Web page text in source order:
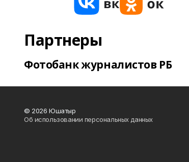
Партнеры
Фотобанк журналистов РБ
© 2026 Юшатыр
Об использовании персональных данных